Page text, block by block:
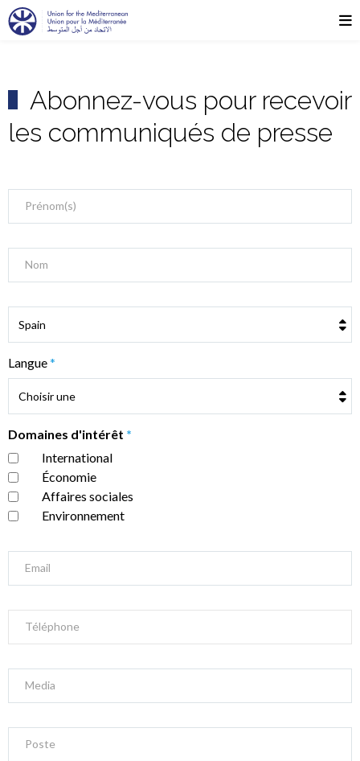
Abonnez-vous pour recevoir
les communiqués de presse
Langue*
Domaines d'intérêt *
International
Économie
Affaires sociales
Environnement